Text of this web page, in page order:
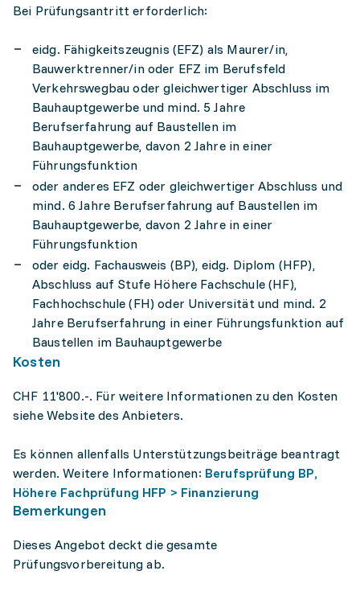
Bei Prüfungsantritt erforderlich:
eidg. Fähigkeitszeugnis (EFZ) als Maurer/in,
Bauwerktrenner/in oder EFZ im Berufsfeld
Verkehrswegbau oder gleichwertiger Abschluss im
Bauhauptgewerbe und mind. 5 Jahre
Berufserfahrung auf Baustellen im
Bauhauptgewerbe, davon 2 Jahre in einer
Führungsfunktion
oder anderes EFZ oder gleichwertiger Abschluss und
mind. 6 Jahre Berufserfahrung auf Baustellen im
Bauhauptgewerbe, davon 2 Jahre in einer
Führungsfunktion
oder eidg. Fachausweis (BP), eidg. Diplom (HFP),
Abschluss auf Stufe Höhere Fachschule (HF),
Fachhochschule (FH) oder Universität und mind. 2
Jahre Berufserfahrung in einer Führungsfunktion auf
Baustellen im Bauhauptgewerbe
Kosten
CHF 11'800.-. Für weitere Informationen zu den Kosten
siehe Website des Anbieters.
Es können allenfalls Unterstützungsbeiträge beantragt
werden. Weitere Informationen: Berufsprüfung BP,
Höhere Fachprüfung HFP > Finanzierung
Bemerkungen
Dieses Angebot deckt die gesamte
Prüfungsvorbereitung ab.